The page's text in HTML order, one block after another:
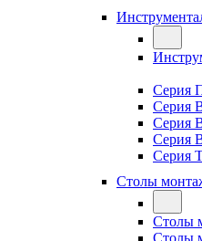
Серия
Серия
Серия
Серия
Серия
Столы
Столы
Столы